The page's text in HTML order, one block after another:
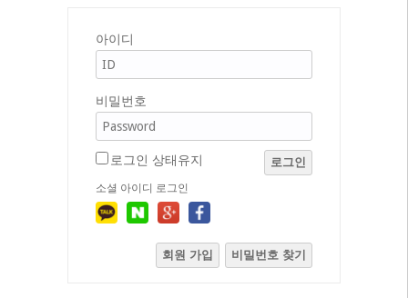
아이디
비밀번호
로그인 상태유지 로그인
소셜 아이디 로그인
회원 가입 비밀번호 찾기